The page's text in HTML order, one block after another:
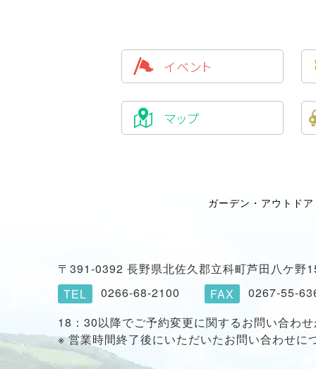
イベント
マップ
ガーデン・アウトドア
〒391-0392 長野県北佐久郡立科町芦田八ケ野
TEL
0266-68-2100 FAX
0267-55-
18：30以降でご予約変更に関するお問い合わ
※ 営業時間終了後にいただいたお問い合わせに